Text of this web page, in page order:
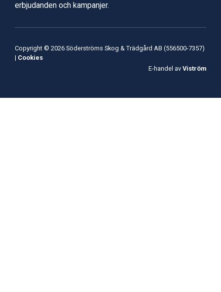
erbjudanden och kampanjer.
Copyright © 2026 Söderströms Skog & Trädgård AB (556500-7357)
| Cookies
E-handel av Viström